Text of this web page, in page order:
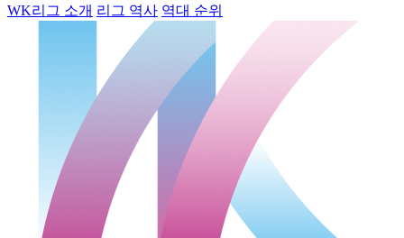
WK리그 소개 리그 역사 역대 순위